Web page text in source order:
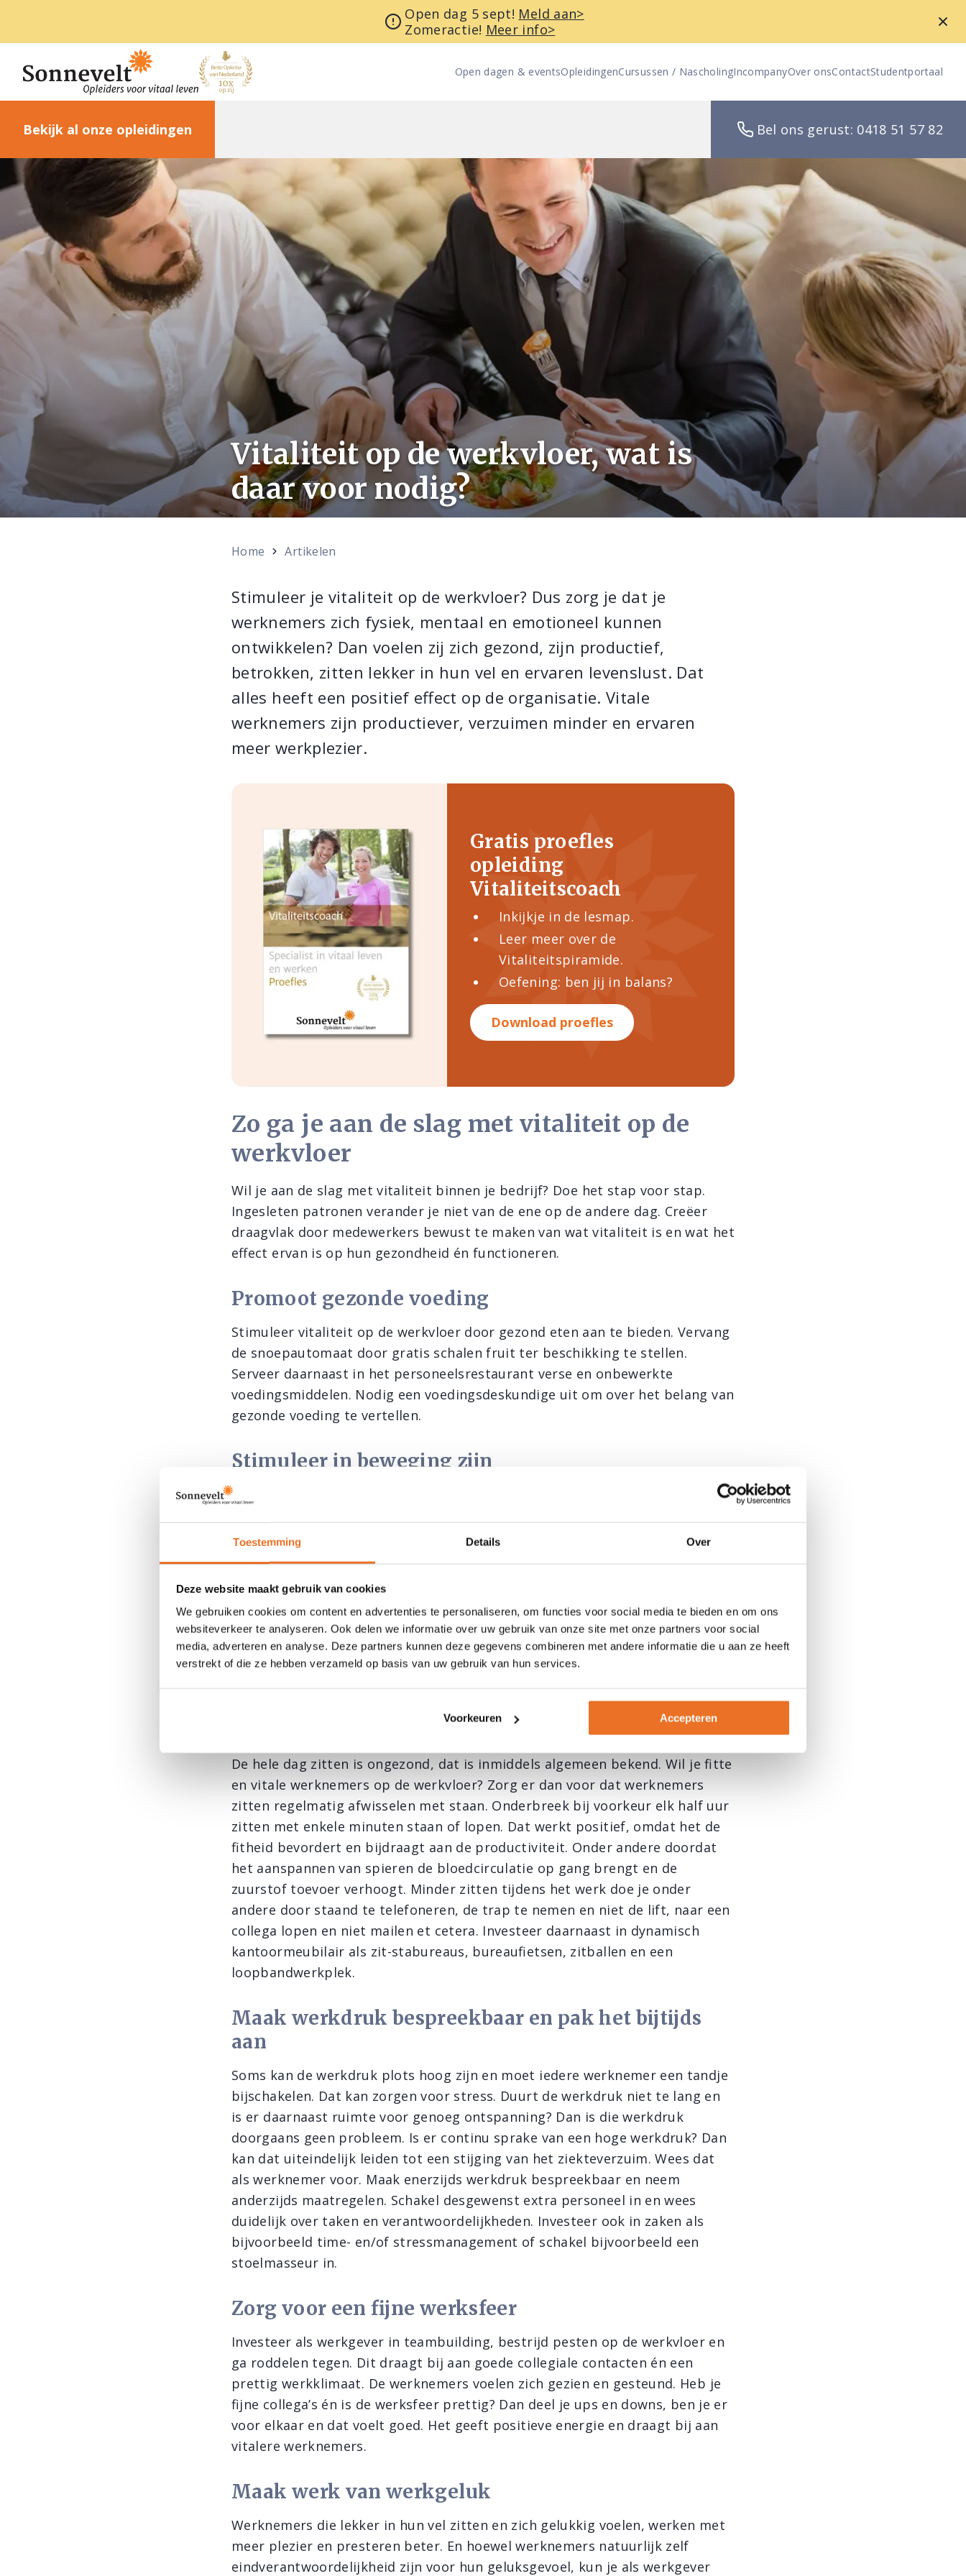
Toestemming Details Over
Deze website maakt gebruik van cookies
We gebruiken cookies om content en advertenties te personaliseren, om functies voor social media te bieden en om ons
websiteverkeer te analyseren. Ook delen we informatie over uw gebruik van onze site met onze partners voor social
media, adverteren en analyse. Deze partners kunnen deze gegevens combineren met andere informatie die u aan ze heeft
verstrekt of die ze hebben verzameld op basis van uw gebruik van hun services.
Voorkeuren Accepteren
Open dag 5 sept! Meld aan>
Zomeractie! Meer info>
Open dagen & eventsOpleidingenCursussen / NascholingIncompanyOver onsContactStudentportaal
Bekijk al onze opleidingen Bel ons gerust: 0418 51 57 82
Vitaliteit op de werkvloer, wat is
daar voor nodig?
Home Artikelen
Stimuleer je vitaliteit op de werkvloer? Dus zorg je dat je
werknemers zich fysiek, mentaal en emotioneel kunnen
ontwikkelen? Dan voelen zij zich gezond, zijn productief,
betrokken, zitten lekker in hun vel en ervaren levenslust. Dat
alles heeft een positief effect op de organisatie. Vitale
werknemers zijn productiever, verzuimen minder en ervaren
meer werkplezier.
Gratis proefles
opleiding
Vitaliteitscoach
Inkijkje in de lesmap.
Leer meer over de
Vitaliteitspiramide.
Oefening: ben jij in balans?
Download proefles
Zo ga je aan de slag met vitaliteit op de
werkvloer
Wil je aan de slag met vitaliteit binnen je bedrijf? Doe het stap voor stap.
Ingesleten patronen verander je niet van de ene op de andere dag. Creëer
draagvlak door medewerkers bewust te maken van wat vitaliteit is en wat het
effect ervan is op hun gezondheid én functioneren.
Promoot gezonde voeding
Stimuleer vitaliteit op de werkvloer door gezond eten aan te bieden. Vervang
de snoepautomaat door gratis schalen fruit ter beschikking te stellen.
Serveer daarnaast in het personeelsrestaurant verse en onbewerkte
voedingsmiddelen. Nodig een voedingsdeskundige uit om over het belang van
gezonde voeding te vertellen.
Stimuleer in beweging zijn
Bewegen voelt goed en is fijn. Het reduceert stress én geeft nieuwe energie.
zuurstofopname en houdt de hart- en bloedvaten in conditie. Promoot
bijvoorbeeld lunchwandelen, zet een tafeltennistafel neer, organiseer
bedrijfsfiets voor het woon-werkverkeer, richt een speciale fitnessruimte in
en/of verzorg in de lunchpauze of na werktijd allerlei beweegactiviteiten.
Denk aan: hardloopclinics, spinningsessies, kickbokstrainingen,
pilatesworkshops en dergelijke.
Vitaliteit op de werkvloer verhogen? Ga zitgedrag
De hele dag zitten is ongezond, dat is inmiddels algemeen bekend. Wil je fitte
en vitale werknemers op de werkvloer? Zorg er dan voor dat werknemers
zitten regelmatig afwisselen met staan. Onderbreek bij voorkeur elk half uur
zitten met enkele minuten staan of lopen. Dat werkt positief, omdat het de
fitheid bevordert en bijdraagt aan de productiviteit. Onder andere doordat
het aanspannen van spieren de bloedcirculatie op gang brengt en de
zuurstof toevoer verhoogt. Minder zitten tijdens het werk doe je onder
andere door staand te telefoneren, de trap te nemen en niet de lift, naar een
collega lopen en niet mailen et cetera. Investeer daarnaast in dynamisch
kantoormeubilair als zit-stabureaus, bureaufietsen, zitballen en een
loopbandwerkplek.
Maak werkdruk bespreekbaar en pak het bijtijds
aan
Soms kan de werkdruk plots hoog zijn en moet iedere werknemer een tandje
bijschakelen. Dat kan zorgen voor stress. Duurt de werkdruk niet te lang en
is er daarnaast ruimte voor genoeg ontspanning? Dan is die werkdruk
doorgaans geen probleem. Is er continu sprake van een hoge werkdruk? Dan
kan dat uiteindelijk leiden tot een stijging van het ziekteverzuim. Wees dat
als werknemer voor. Maak enerzijds werkdruk bespreekbaar en neem
anderzijds maatregelen. Schakel desgewenst extra personeel in en wees
duidelijk over taken en verantwoordelijkheden. Investeer ook in zaken als
bijvoorbeeld time- en/of stressmanagement of schakel bijvoorbeeld een
stoelmasseur in.
Zorg voor een fijne werksfeer
Investeer als werkgever in teambuilding, bestrijd pesten op de werkvloer en
ga roddelen tegen. Dit draagt bij aan goede collegiale contacten én een
prettig werkklimaat. De werknemers voelen zich gezien en gesteund. Heb je
fijne collega’s én is de werksfeer prettig? Dan deel je ups en downs, ben je er
voor elkaar en dat voelt goed. Het geeft positieve energie en draagt bij aan
vitalere werknemers.
Maak werk van werkgeluk
Werknemers die lekker in hun vel zitten en zich gelukkig voelen, werken met
meer plezier en presteren beter. En hoewel werknemers natuurlijk zelf
eindverantwoordelijkheid zijn voor hun geluksgevoel, kun je als werkgever